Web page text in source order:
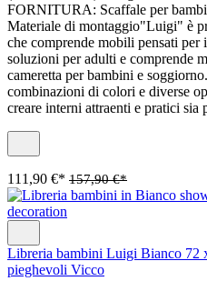
FORNITURA: Scaffale per
Materiale di montaggio"Luigi" è
che comprende mobili pensati
soluzioni per adulti e comprende
cameretta per bambini e
combinazioni di colori e diverse
creare interni attraenti e pratici sia
111,90 €* 157,90 €*
Libreria bambini Luigi Bianco 72
pieghevoli Vicco